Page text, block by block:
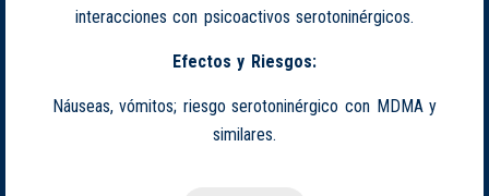
interacciones con psicoactivos serotoninérgicos.
Efectos y Riesgos:
Náuseas, vómitos; riesgo serotoninérgico con MDMA y
similares.